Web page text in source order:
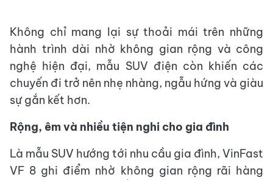
Không chỉ mang lại sự thoải mái trên những
hành trình dài nhờ không gian rộng và công
nghệ hiện đại, mẫu SUV điện còn khiến các
chuyến đi trở nên nhẹ nhàng, ngẫu hứng và giàu
sự gắn kết hơn.
Rộng, êm và nhiều tiện nghi cho gia đình
Là mẫu SUV hướng tới nhu cầu gia đình, VinFast
VF 8 ghi điểm nhờ không gian rộng rãi hàng